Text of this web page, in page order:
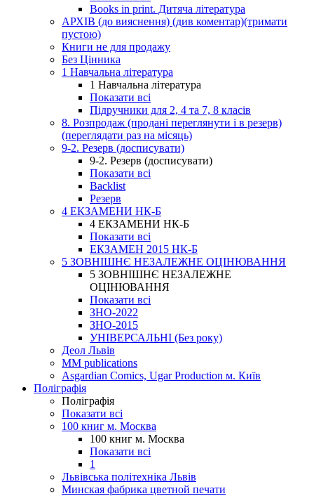
Books in print. Дитяча література
АРХІВ (до вияснення) (див коментар)(тримати
пустою)
Книги не для продажу
Без Цінника
1 Навчальна література
1 Навчальна література
Показати всі
Підручники для 2, 4 та 7, 8 класів
8. Розпродаж (продані переглянути і в резерв)
(переглядати раз на місяць)
9-2. Резерв (досписувати)
9-2. Резерв (досписувати)
Показати всі
Backlist
Резерв
4 ЕКЗАМЕНИ НК-Б
4 ЕКЗАМЕНИ НК-Б
Показати всі
ЕКЗАМЕН 2015 НК-Б
5 ЗОВНІШНЄ НЕЗАЛЕЖНЕ ОЦІНЮВАННЯ
5 ЗОВНІШНЄ НЕЗАЛЕЖНЕ
ОЦІНЮВАННЯ
Показати всі
ЗНО-2022
ЗНО-2015
УНІВЕРСАЛЬНІ (Без року)
Деол Львів
MM publications
Asgardian Comics, Ugar Production м. Київ
Поліграфія
Поліграфія
Показати всі
100 книг м. Москва
100 книг м. Москва
Показати всі
1
Львівська політехніка Львів
Минская фабрика цветной печати